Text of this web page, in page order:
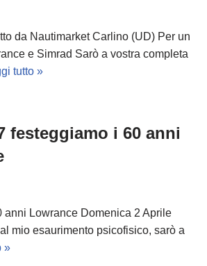
da Nautimarket Carlino (UD) Per un
e Simrad Sarò a vostra completa
tutto »
festeggiamo i 60 anni
anni Lowrance Domenica 2 Aprile
mio esaurimento psicofisico, sarò a
»